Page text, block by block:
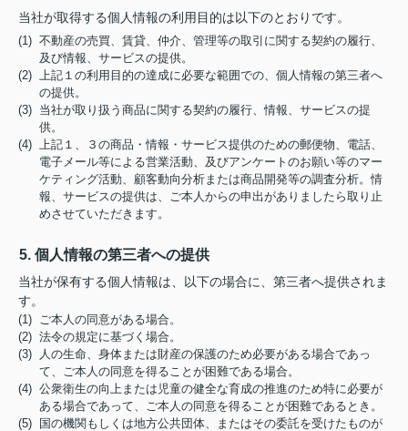
当社が取得する個人情報の利用目的は以下のとおりです。
(1) 不動産の売買、賃貸、仲介、管理等の取引に関する契約の履行、
及び情報、サービスの提供。
(2) 上記１の利用目的の達成に必要な範囲での、個人情報の第三者へ
の提供。
(3) 当社が取り扱う商品に関する契約の履行、情報、サービスの提
供。
(4) 上記１、３の商品・情報・サービス提供のための郵便物、電話、
電子メール等による営業活動、及びアンケートのお願い等のマー
ケティング活動、顧客動向分析または商品開発等の調査分析。情
報、サービスの提供は、ご本人からの申出がありましたら取り止
めさせていただきます。
5. 個人情報の第三者への提供
当社が保有する個人情報は、以下の場合に、第三者へ提供されま
す。
(1) ご本人の同意がある場合。
(2) 法令の規定に基づく場合。
(3) 人の生命、身体または財産の保護のため必要がある場合であっ
て、ご本人の同意を得ることが困難である場合。
(4) 公衆衛生の向上または児童の健全な育成の推進のため特に必要が
ある場合であって、ご本人の同意を得ることが困難であるとき。
(5) 国の機関もしくは地方公共団体、またはその委託を受けたものが